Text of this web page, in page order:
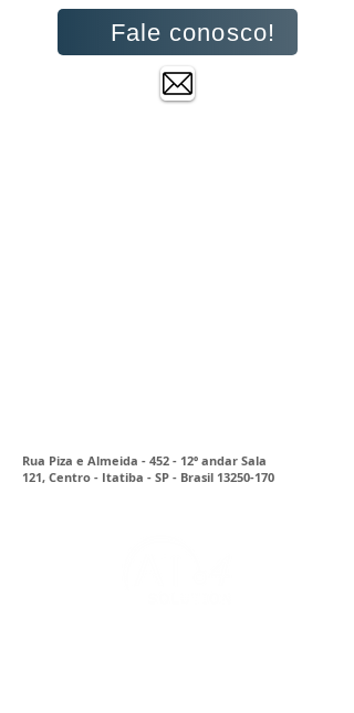
Fale conosco!
Rua Piza e Almeida - 452 - 12º andar Sala
121, Centro - Itatiba - SP - Brasil 13250-170